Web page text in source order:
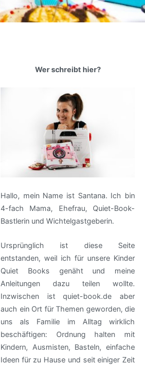
Wer schreibt hier?
Hallo, mein Name ist Santana. Ich bin
4-fach Mama, Ehefrau, Quiet-Book-
Bastlerin und Wichtelgastgeberin.
Ursprünglich ist diese Seite
entstanden, weil ich für unsere Kinder
Quiet Books genäht und meine
Anleitungen dazu teilen wollte.
Inzwischen ist quiet-book.de aber
auch ein Ort für Themen geworden, die
uns als Familie im Alltag wirklich
beschäftigen: Ordnung halten mit
Kindern, Ausmisten, Basteln, einfache
Ideen für zu Hause und seit einiger Zeit